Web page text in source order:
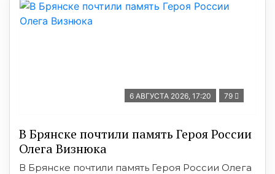
6 АВГУСТА 2026, 17:20 79
В Брянске почтили память Героя России
Олега Визнюка
В Брянске почтили память Героя России Олега